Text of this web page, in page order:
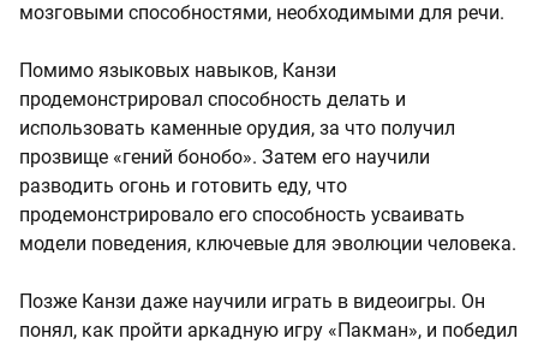
мозговыми способностями, необходимыми для речи.
Помимо языковых навыков, Канзи
продемонстрировал способность делать и
использовать каменные орудия, за что получил
прозвище «гений бонобо». Затем его научили
разводить огонь и готовить еду, что
продемонстрировало его способность усваивать
модели поведения, ключевые для эволюции человека.
Позже Канзи даже научили играть в видеоигры. Он
понял, как пройти аркадную игру «Пакман», и победил